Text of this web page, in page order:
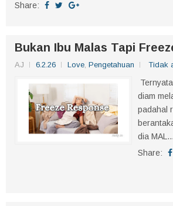
Share:
Bukan Ibu Malas Tapi
AJ 6.2.26 Love, Pengetahuan Tidak
diam
padahal
dia MAL...
Share: